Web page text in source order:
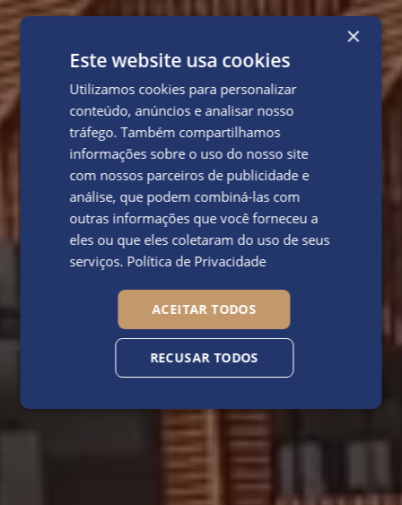
×
Este website usa cookies
Utilizamos cookies para personalizar
conteúdo, anúncios e analisar nosso
tráfego. Também compartilhamos
informações sobre o uso do nosso site
com nossos parceiros de publicidade e
análise, que podem combiná-las com
outras informações que você forneceu a
eles ou que eles coletaram do uso de seus
serviços. Política de Privacidade
ACEITAR TODOS
RECUSAR TODOS